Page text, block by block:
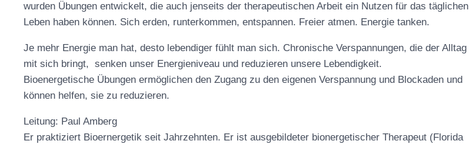
wurden Übungen entwickelt, die auch jenseits der therapeutischen Arbeit ein Nutzen für das täglichen
Leben haben können. Sich erden, runterkommen, entspannen. Freier atmen. Energie tanken.
Je mehr Energie man hat, desto lebendiger fühlt man sich. Chronische Verspannungen, die der Alltag
mit sich bringt, senken unser Energieniveau und reduzieren unsere Lebendigkeit.
Bioenergetische Übungen ermöglichen den Zugang zu den eigenen Verspannung und Blockaden und
können helfen, sie zu reduzieren.
Leitung: Paul Amberg
Er praktiziert Bioernergetik seit Jahrzehnten. Er ist ausgebildeter bionergetischer Therapeut (Florida